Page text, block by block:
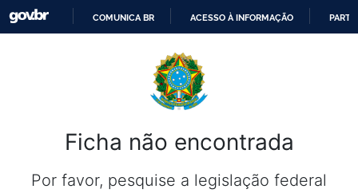
PARA
O
CONTEÚDO
COMUNICA BR ACESSO À INFORMAÇÃO
Ficha não encontrada
Por favor, pesquise a legislação federal